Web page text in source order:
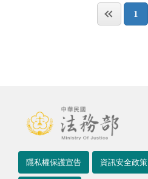
1
隱私權保護宣告 資訊安全政策